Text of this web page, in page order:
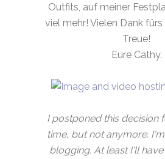
Outfits, auf meiner
viel mehr! Vielen Dank
Treue!
Eure Cathy.
I postponed this decision
time, but not anymore:
blogging. At least I'll